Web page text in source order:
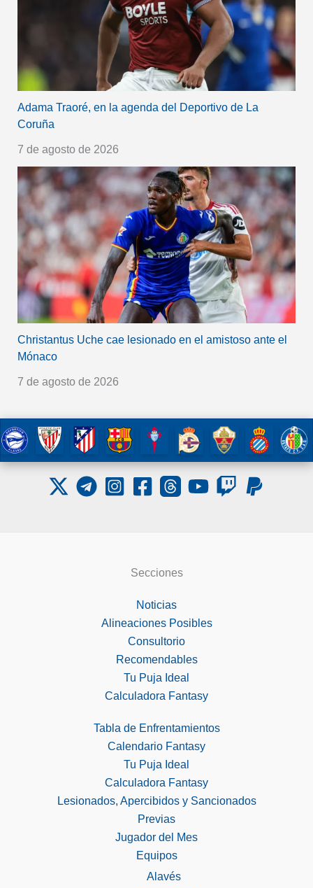
Adama Traoré, en la agenda del Deportivo de La
Coruña
7 de agosto de 2026
Christantus Uche cae lesionado en el amistoso ante el
Mónaco
7 de agosto de 2026
Secciones
Noticias
Alineaciones Posibles
Consultorio
Recomendables
Tu Puja Ideal
Calculadora Fantasy
Tabla de Enfrentamientos
Calendario Fantasy
Tu Puja Ideal
Calculadora Fantasy
Lesionados, Apercibidos y Sancionados
Previas
Jugador del Mes
Equipos
Alavés